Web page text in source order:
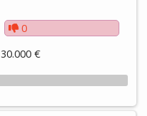
0
30.000 €